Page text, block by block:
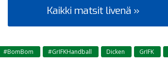
Kaikki matsit livenä »
#BomBom #GrIFKHandball Dicken GrIFK